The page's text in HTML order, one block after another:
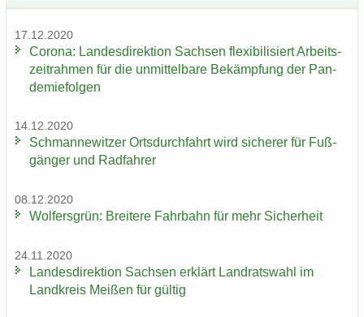
17.12.2020
Co­ro­na: Lan­des­di­rek­ti­on Sach­sen fle­xi­bi­li­siert Ar­beits­
zeit­rah­men für die un­mit­tel­ba­re Be­kämp­fung der Pan­
de­mie­fol­gen
14.12.2020
Sch­man­ne­wit­zer Orts­durch­fahrt wird si­che­rer für Fuß­
gän­ger und Rad­fah­rer
08.12.2020
Wol­fers­grün: Brei­te­re Fahr­bahn für mehr Si­cher­heit
24.11.2020
Lan­des­di­rek­ti­on Sach­sen er­klärt Land­rats­wahl im
Land­kreis Mei­ßen für gül­tig